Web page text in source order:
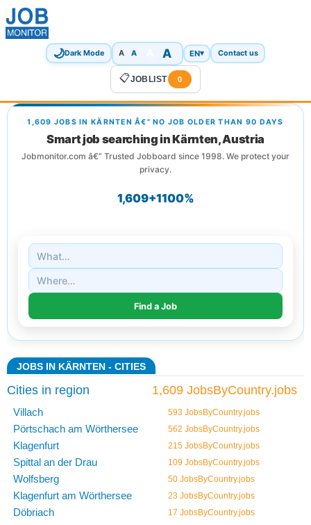
🌙Dark Mode A A A EN▾ Contact us
📋JOBLIST 0
1,609 JOBS IN KÄRNTEN Â€” NO JOB OLDER THAN 90 DAYS
Smart job searching in Kärnten, Austria
Jobmonitor.com â€” Trusted Jobboard since 1998. We protect your
privacy.
1,609+1100%
JOBS IN KÄRNTEN - CITIES
1,609 JobsByCountry.jobs
Cities in region
Villach 593 JobsByCountry.jobs
Pörtschach am Wörthersee 562 JobsByCountry.jobs
Klagenfurt 215 JobsByCountry.jobs
Spittal an der Drau 109 JobsByCountry.jobs
Wolfsberg 50 JobsByCountry.jobs
Klagenfurt am Wörthersee 23 JobsByCountry.jobs
Döbriach 17 JobsByCountry.jobs